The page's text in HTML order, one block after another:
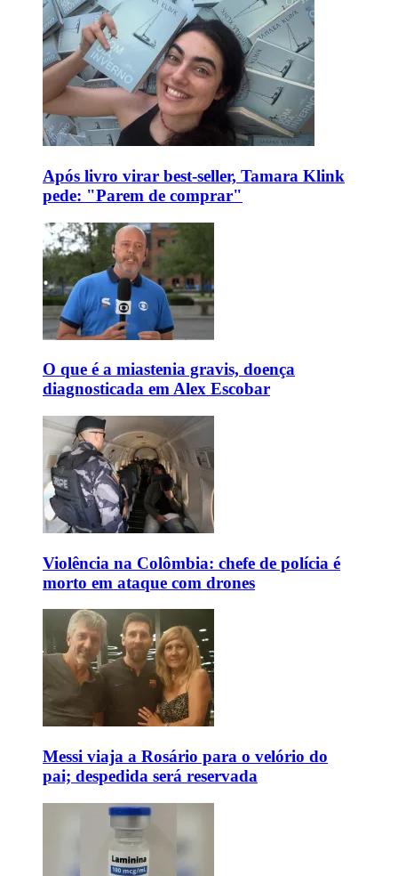
Após livro virar best-seller, Tamara Klink
pede: "Parem de comprar"
O que é a miastenia gravis, doença
diagnosticada em Alex Escobar
Violência na Colômbia: chefe de polícia é
morto em ataque com drones
Messi viaja a Rosário para o velório do
pai; despedida será reservada